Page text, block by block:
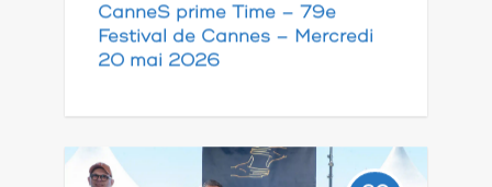
CanneS prime Time – 79e
Festival de Cannes – Mercredi
20 mai 2026